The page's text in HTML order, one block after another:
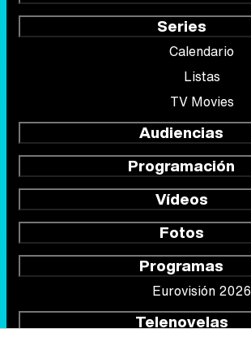
Series
Calendario
Listas
TV Movies
Audiencias
Programación
Vídeos
Fotos
Programas
Eurovisión 2026
Telenovelas